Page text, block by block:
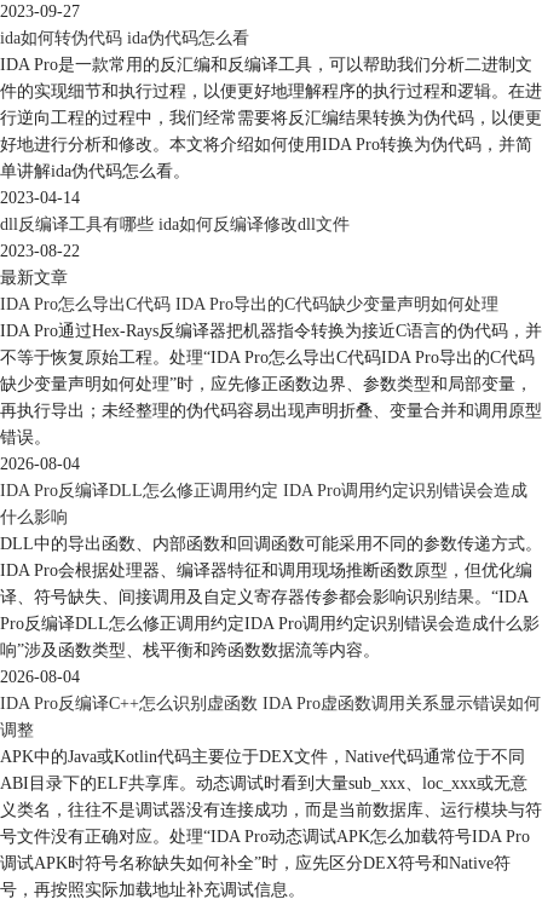
2023-09-27
ida如何转伪代码 ida伪代码怎么看
IDA Pro是一款常用的反汇编和反编译工具，可以帮助我们分析二进制文
件的实现细节和执行过程，以便更好地理解程序的执行过程和逻辑。在进
行逆向工程的过程中，我们经常需要将反汇编结果转换为伪代码，以便更
好地进行分析和修改。本文将介绍如何使用IDA Pro转换为伪代码，并简
单讲解ida伪代码怎么看。
2023-04-14
dll反编译工具有哪些 ida如何反编译修改dll文件
2023-08-22
最新文章
IDA Pro怎么导出C代码 IDA Pro导出的C代码缺少变量声明如何处理
IDA Pro通过Hex-Rays反编译器把机器指令转换为接近C语言的伪代码，并
不等于恢复原始工程。处理“IDA Pro怎么导出C代码IDA Pro导出的C代码
缺少变量声明如何处理”时，应先修正函数边界、参数类型和局部变量，
再执行导出；未经整理的伪代码容易出现声明折叠、变量合并和调用原型
错误。
2026-08-04
IDA Pro反编译DLL怎么修正调用约定 IDA Pro调用约定识别错误会造成
什么影响
DLL中的导出函数、内部函数和回调函数可能采用不同的参数传递方式。
IDA Pro会根据处理器、编译器特征和调用现场推断函数原型，但优化编
译、符号缺失、间接调用及自定义寄存器传参都会影响识别结果。“IDA
Pro反编译DLL怎么修正调用约定IDA Pro调用约定识别错误会造成什么影
响”涉及函数类型、栈平衡和跨函数数据流等内容。
2026-08-04
IDA Pro反编译C++怎么识别虚函数 IDA Pro虚函数调用关系显示错误如何
调整
APK中的Java或Kotlin代码主要位于DEX文件，Native代码通常位于不同
ABI目录下的ELF共享库。动态调试时看到大量sub_xxx、loc_xxx或无意
义类名，往往不是调试器没有连接成功，而是当前数据库、运行模块与符
号文件没有正确对应。处理“IDA Pro动态调试APK怎么加载符号IDA Pro
调试APK时符号名称缺失如何补全”时，应先区分DEX符号和Native符
号，再按照实际加载地址补充调试信息。